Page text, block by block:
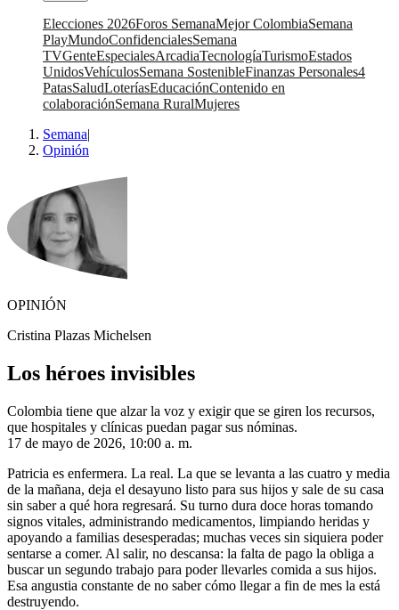
Elecciones 2026Foros SemanaMejor ColombiaSemana
PlayMundoConfidencialesSemana
TVGenteEspecialesArcadiaTecnologíaTurismoEstados
UnidosVehículosSemana SostenibleFinanzas Personales4
PatasSaludLoteríasEducaciónContenido en
colaboraciónSemana RuralMujeres
Semana|
Opinión
OPINIÓN
Cristina Plazas Michelsen
Los héroes invisibles
Colombia tiene que alzar la voz y exigir que se giren los recursos,
que hospitales y clínicas puedan pagar sus nóminas.
17 de mayo de 2026, 10:00 a. m.
Patricia es enfermera. La real. La que se levanta a las cuatro y media
de la mañana, deja el desayuno listo para sus hijos y sale de su casa
sin saber a qué hora regresará. Su turno dura doce horas tomando
signos vitales, administrando medicamentos, limpiando heridas y
apoyando a familias desesperadas; muchas veces sin siquiera poder
sentarse a comer. Al salir, no descansa: la falta de pago la obliga a
buscar un segundo trabajo para poder llevarles comida a sus hijos.
Esa angustia constante de no saber cómo llegar a fin de mes la está
destruyendo.